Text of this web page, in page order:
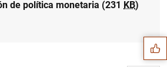
de política monetaria (231 KB) Sugerencias